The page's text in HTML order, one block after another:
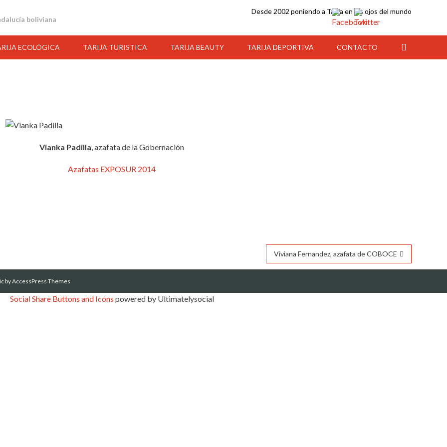
boliviana
Desde 2002 poniendo a Tarija en los ojos del mundo
ECOLÓGICA TARIJA TURISTICA TARIJA BEAUTY TARIJA DEPORTIVA CONTACTO
Vianka Padilla, azafata de la Gobernación
Azafatas EXPOSUR 2014
Viviana Fernandez, azafata de COBOCE
by AccessPress Themes
Social Share Buttons and Icons powered by Ultimatelysocial